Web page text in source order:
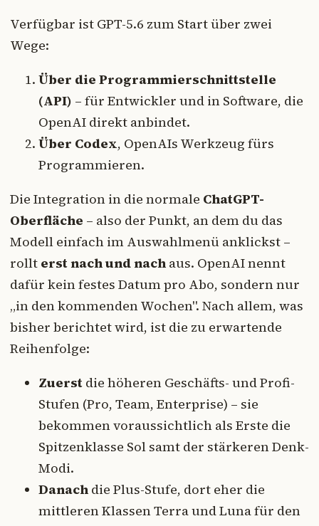
Verfügbar ist GPT-5.6 zum Start über zwei
Wege:
Über die Programmierschnittstelle
(API) – für Entwickler und in Software, die
OpenAI direkt anbindet.
Über Codex, OpenAIs Werkzeug fürs
Programmieren.
Die Integration in die normale ChatGPT-
Oberfläche – also der Punkt, an dem du das
Modell einfach im Auswahlmenü anklickst –
rollt erst nach und nach aus. OpenAI nennt
dafür kein festes Datum pro Abo, sondern nur
„in den kommenden Wochen". Nach allem, was
bisher berichtet wird, ist die zu erwartende
Reihenfolge:
Zuerst die höheren Geschäfts- und Profi-
Stufen (Pro, Team, Enterprise) – sie
bekommen voraussichtlich als Erste die
Spitzenklasse Sol samt der stärkeren Denk-
Modi.
Danach die Plus-Stufe, dort eher die
mittleren Klassen Terra und Luna für den